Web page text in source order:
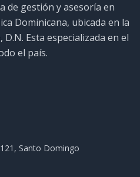
de gestión y asesoría en
Dominicana, ubicada en la
Esta especializada en el
el país.
Santo Domingo